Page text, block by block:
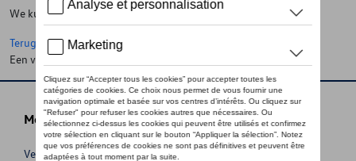
We kunnen de pagina, de informatie die u zoekt niet vinden
Terug naar de startpagina
Een vraag ?
Meer info
Verkoopsvoorwaarden